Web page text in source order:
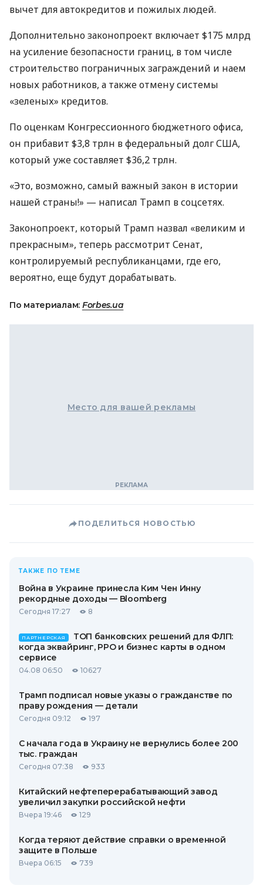
вычет для автокредитов и пожилых людей.
Дополнительно законопроект включает $175 млрд
на усиление безопасности границ, в том числе
строительство пограничных заграждений и наем
новых работников, а также отмену системы
«зеленых» кредитов.
По оценкам Конгрессионного бюджетного офиса,
он прибавит $3,8 трлн в федеральный долг США,
который уже составляет $36,2 трлн.
«Это, возможно, самый важный закон в истории
нашей страны!» — написал Трамп в соцсетях.
Законопроект, который Трамп назвал «великим и
прекрасным», теперь рассмотрит Сенат,
контролируемый республиканцами, где его,
вероятно, еще будут дорабатывать.
По материалам: Forbes.ua
Место для вашей рекламы
ПОДЕЛИТЬСЯ НОВОСТЬЮ
ТАКЖЕ ПО ТЕМЕ
Война в Украине принесла Ким Чен Инну
рекордные доходы — Bloomberg
Сегодня 17:27 8
ПАРТНЕРСКАЯ
ТОП банковских решений для ФЛП:
когда эквайринг, РРО и бизнес карты в одном
сервисе
04.08 06:50 10627
Трамп подписал новые указы о гражданстве по
праву рождения — детали
Сегодня 09:12 197
С начала года в Украину не вернулись более 200
тыс. граждан
Сегодня 07:38 933
Китайский нефтеперерабатывающий завод
увеличил закупки российской нефти
Вчера 19:46 129
Когда теряют действие справки о временной
защите в Польше
Вчера 06:15 739